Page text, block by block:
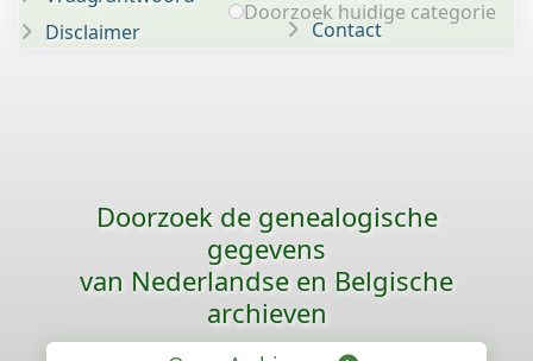
Doorzoek huidige categorie
Disclaimer
Contact
Doorzoek de genealogische
gegevens
van Nederlandse en Belgische
archieven